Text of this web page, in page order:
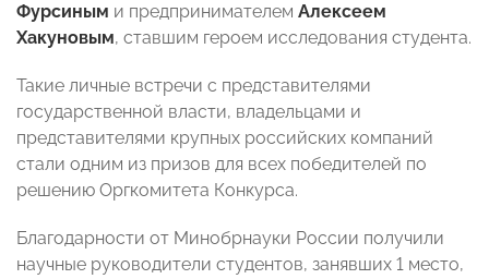
Фурсиным и предпринимателем Алексеем
Хакуновым, ставшим героем исследования студента.
Такие личные встречи с представителями
государственной власти, владельцами и
представителями крупных российских компаний
стали одним из призов для всех победителей по
решению Оргкомитета Конкурса.
Благодарности от Минобрнауки России получили
научные руководители студентов, занявших 1 место,